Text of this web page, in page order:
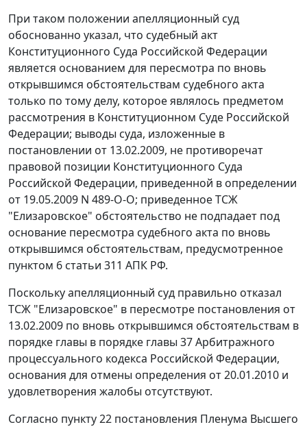
При таком положении апелляционный суд
обоснованно указал, что судебный акт
Конституционного Суда Российской Федерации
является основанием для пересмотра по вновь
открывшимся обстоятельствам судебного акта
только по тому делу, которое являлось предметом
рассмотрения в Конституционном Суде Российской
Федерации; выводы суда, изложенные в
постановлении от 13.02.2009, не противоречат
правовой позиции Конституционного Суда
Российской Федерации, приведенной в определении
от 19.05.2009 N 489-О-О; приведенное ТСЖ
"Елизаровское" обстоятельство не подпадает под
основание пересмотра судебного акта по вновь
открывшимся обстоятельствам, предусмотренное
пунктом 6 статьи 311 АПК РФ.
Поскольку апелляционный суд правильно отказал
ТСЖ "Елизаровское" в пересмотре постановления от
13.02.2009 по вновь открывшимся обстоятельствам в
порядке главы в порядке главы 37Арбитражного
процессуального кодекса Российской Федерации,
основания для отмены определения от 20.01.2010 и
удовлетворения жалобы отсутствуют.
Согласно пункту 22 постановления Пленума Высшего